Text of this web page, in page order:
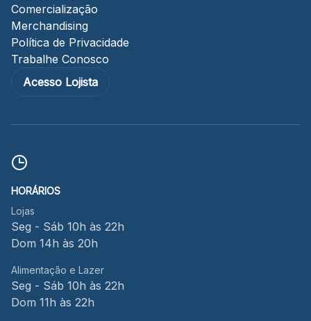
Comercialização
Merchandising
Política de Privacidade
Trabalhe Conosco
Acesso Lojista
HORÁRIOS
Lojas
Seg - Sáb 10h às 22h
Dom 14h às 20h
Alimentação e Lazer
Seg - Sáb 10h às 22h
Dom 11h às 22h